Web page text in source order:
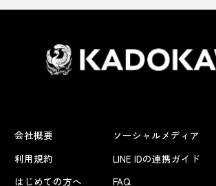
会社概要
利用規約
はじめての方へ
ソーシャルメディア
LINE IDの連携ガイド
FAQ